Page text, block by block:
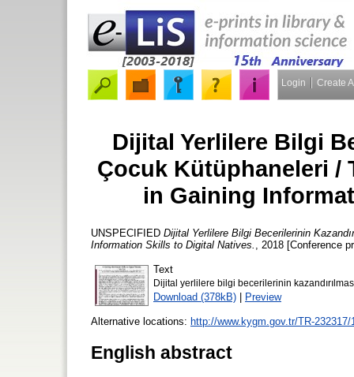
Login Create
Dijital Yerlilere Bilgi
Çocuk Kütüphaneleri /
in Gaining
UNSPECIFIED Dijital Yerlilere Bilgi Becerilerinin
Information Skills to Digital Natives.
, 2018 [Conference
Text
Dijital yerlilere bilgi becerilerinin
Download (378kB) | Preview
Alternative locations: http://www.kygm.gov.tr/TR-
English abstract